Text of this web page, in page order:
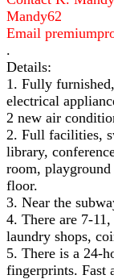
Mandy62
Email
.
Details:
1. Fully
electrical
2 new air
2. Full facilities,
library,
room, playground
floor.
3. Near the
4. There are 7-
laundry shops,
5. There is a 24-
fingerprints. Fast